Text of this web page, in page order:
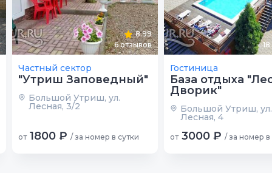
8.99
6отзывов
Частный сектор
"Утриш Заповедный"
Большой Утриш, ул.
Лесная, 3/2
от 1800 ₽ / за номер в сутки
18
Гостиница
База отдыха
Дворик"
Большой Утриш, ул.
Лесная, 4
от 3000 ₽ / за номер в